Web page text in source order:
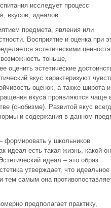
исследует процесс
вкусов, идеалов.
предмета, явления или
Восприятие и оценка при
эстетическими
тоньше,
оценить эстетические
вкус характеризуют
оценок, а также широта и
вкуса проявляются чаще
(снобизме). Развитой вкус
и содержания в данном
формировать у школьников
идеал есть такая жизнь, какой
идеал – это образ
утверждает, что
тем самым она
предполагает практику,